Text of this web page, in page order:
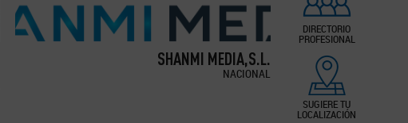
DIRECTORIO
PROFESIONAL
SUGIERE TU
LOCALIZACIÓN
SHANMI MEDIA,S.L.
NACIONAL